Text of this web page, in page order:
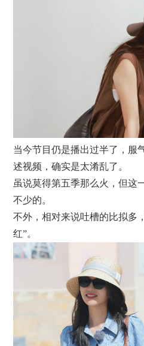
当今节目仍是播出过半了，服
述视频，确实是太淆乱了。
虽说莫得第五季那么火，但这
不少的。
不外，相对来说吐槽的比拟多
红”。